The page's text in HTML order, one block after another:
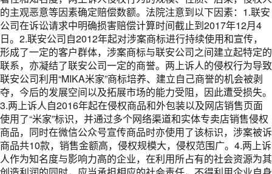
的主观恶意等因素确定赔偿数额。法院注意到以下因素：1.联安
公司在诉讼请求中明确损害赔偿计算时间截止到2017年12月4
日。2.联安公司自2012年起对涉案商标进行持续使用和宣传，
形成了一定的客户群体，涉案商标与联安公司之间建立起特定的
联系，亦凝结了联安公司一定的商誉。两上诉人的侵权行为导致
联安公司利用“MIKA米家”商标培养、建立自己商誉的机会被剥
夺，今后的发展空间以及拓展市场的能力受阻，因此遭受损失。
3.两上诉人自2016年起在侵权商品和外包装以及网店销售页面
使用了“米家”标识，并通过多个网络渠道和实体专卖店销售侵权
商品，同时在微信公众号宣传商品时亦使用了该标识，涉案被诉
商品共10款，销售金额高，侵权规模大，侵权范围广。4.两上诉
人作为知名度与影响力高的企业，在利用所占有的社会资源为其